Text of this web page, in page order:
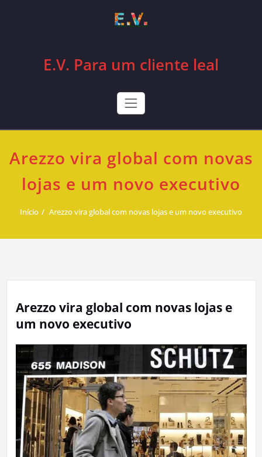
E.V. Para um cliente leal
Arezzo vira global com novas
lojas e um novo executivo
Início Arezzo vira global com novas lojas e um novo executivo
Arezzo vira global com novas lojas e
um novo executivo